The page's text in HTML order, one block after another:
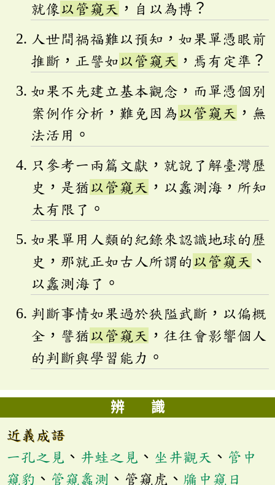
就像 以管窺天 ，自以為博？
人世間禍福難以預知，如果單憑眼前
推斷，正譬如以管窺天 ，焉有定準？
如果不先建立基本觀念，而單憑個別
案例作分析，難免因為以管窺天 ，無
法活用。
只參考一兩篇文獻，就說了解臺灣歷
史，是猶以管窺天 ，以蠡測海，所知
太有限了。
如果單用人類的紀錄來認識地球的歷
史，那就正如古人所謂的 以管窺天 、
以蠡測海了。
判斷事情如果過於狹隘武斷，以偏概
全，譬猶以管窺天 ，往往會影響個人
的判斷與學習能力。
辨 識
近義成語
一孔之見 、 井蛙之見 、 坐井觀天 、 管中
窺豹 、 管窺蠡測 、管窺虎、 牖中窺日